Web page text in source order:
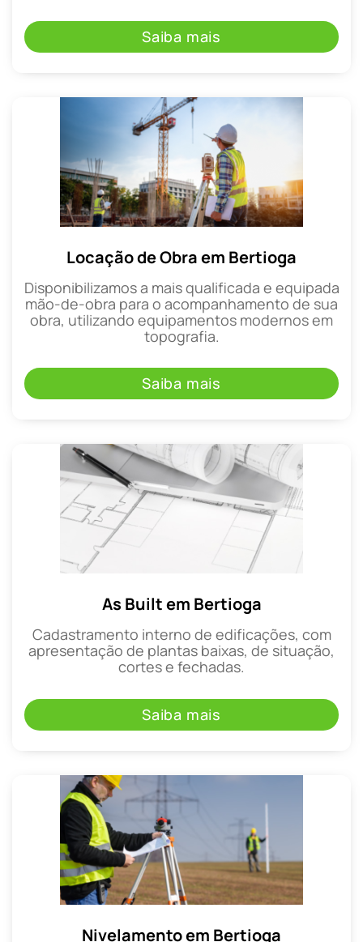
Saiba mais
Locação de Obra em Bertioga
Disponibilizamos a mais qualificada e equipada
mão-de-obra para o acompanhamento de sua
obra, utilizando equipamentos modernos em
topografia.
Saiba mais
As Built em Bertioga
Cadastramento interno de edificações, com
apresentação de plantas baixas, de situação,
cortes e fechadas.
Saiba mais
Nivelamento em Bertioga